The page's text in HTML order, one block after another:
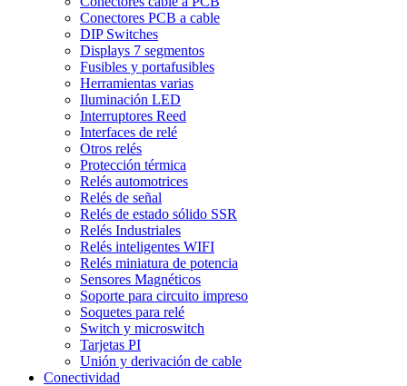
Conectores PCB a cable
DIP Switches
Displays 7 segmentos
Fusibles y portafusibles
Herramientas varias
Iluminación LED
Interruptores Reed
Interfaces de relé
Otros relés
Protección térmica
Relés automotrices
Relés de señal
Relés de estado sólido SSR
Relés Industriales
Relés inteligentes WIFI
Relés miniatura de potencia
Sensores Magnéticos
Soporte para circuito impreso
Soquetes para relé
Switch y microswitch
Tarjetas PI
Unión y derivación de cable
Conectividad